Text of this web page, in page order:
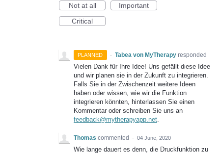
Not at all
Important
Critical
PLANNED · Tabea von MyTherapy responded
Vielen Dank für Ihre Idee! Uns gefällt diese Idee
und wir planen sie in der Zukunft zu integrieren.
Falls Sie in der Zwischenzeit weitere Ideen
haben oder wissen, wie wir die Funktion
integrieren könnten, hinterlassen Sie einen
Kommentar oder schreiben Sie uns an
feedback@mytherapyapp.net.
Thomas commented · 04 June, 2020
Wie lange dauert es denn, die Druckfunktion zu